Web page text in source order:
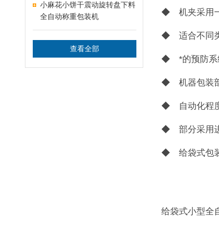
小麻花小饼干震动旋转盘下料
全自动称重包装机
查看全部
◆ 机夹采用一
◆ 适合不同
◆ *的预防系
◆ 机器包装部
◆ 自动化程度
◆ 部分采用进
◆ 给袋式包装
给袋式小型全